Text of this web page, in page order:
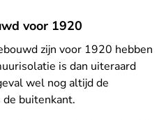
voor 1920
zijn voor 1920 hebben
is dan uiteraard
wel nog altijd de
buitenkant.